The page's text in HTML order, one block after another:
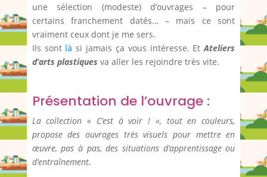
une sélection (modeste) d’ouvrages – pour
certains franchement datés… – mais ce sont
vraiment ceux dont je me sers.
Ils sont là si jamais ça vous intéresse. EtAteliers
d’arts plastiques va aller les rejoindre très vite.
Présentation de l’ouvrage :
La collection « C’est à voir ! », tout en couleurs,
propose des ouvrages très visuels pour mettre en
œuvre, pas à pas, des situations d’apprentissage ou
d’entraînement.